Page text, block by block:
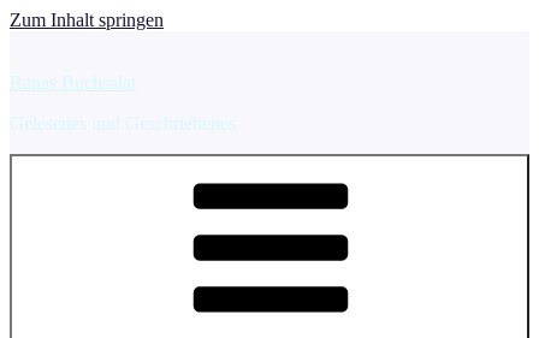
Zum Inhalt springen
Ranas Buchsalat
Gelesenes und Geschriebenes